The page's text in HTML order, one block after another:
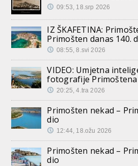
09:53, 18.srp 2026
IZ ŠKAFETINA:
Primošten danas 140.
08:55, 8.svi 2026
VIDEO: Umjetna
fotografije Primoštena
20:25, 4.tra 2026
Primošten nekad –
dio
12:44, 18.ožu 2026
Primošten nekad –
dio